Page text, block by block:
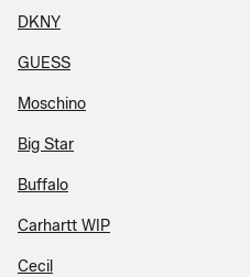
DKNY
GUESS
Moschino
Big Star
Buffalo
Carhartt WIP
Cecil